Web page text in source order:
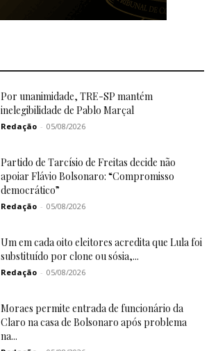
Por unanimidade, TRE-SP mantém
inelegibilidade de Pablo Marçal
Redação - 05/08/2026
Partido de Tarcísio de Freitas decide não
apoiar Flávio Bolsonaro: “Compromisso
democrático”
Redação - 05/08/2026
Um em cada oito eleitores acredita que Lula foi
substituído por clone ou sósia,...
Redação - 05/08/2026
Moraes permite entrada de funcionário da
Claro na casa de Bolsonaro após problema
na...